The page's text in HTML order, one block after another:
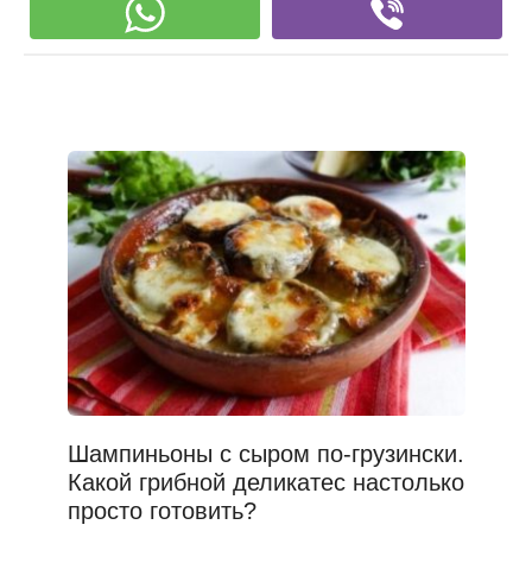
Шампиньоны с сыром по-грузински.
Какой грибной деликатес настолько
просто готовить?